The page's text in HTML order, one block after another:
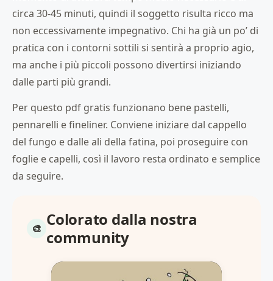
circa 30-45 minuti, quindi il soggetto risulta ricco ma
non eccessivamente impegnativo. Chi ha già un po’ di
pratica con i contorni sottili si sentirà a proprio agio,
ma anche i più piccoli possono divertirsi iniziando
dalle parti più grandi.
Per questo pdf gratis funzionano bene pastelli,
pennarelli e fineliner. Conviene iniziare dal cappello
del fungo e dalle ali della fatina, poi proseguire con
foglie e capelli, così il lavoro resta ordinato e semplice
da seguire.
Colorato dalla nostra
community